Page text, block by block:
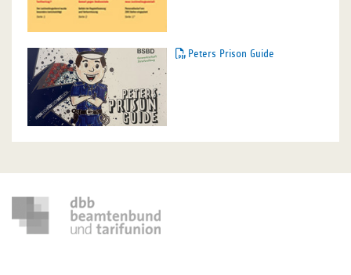
Peters Prison Guide